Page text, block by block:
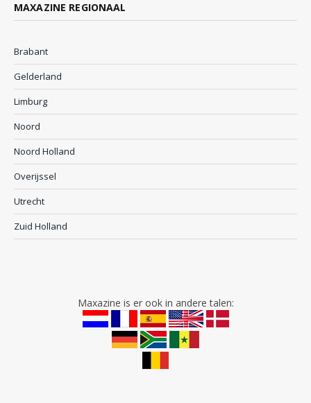
MAXAZINE REGIONAAL
Brabant
Gelderland
Limburg
Noord
Noord Holland
Overijssel
Utrecht
Zuid Holland
Maxazine is er ook in andere talen: